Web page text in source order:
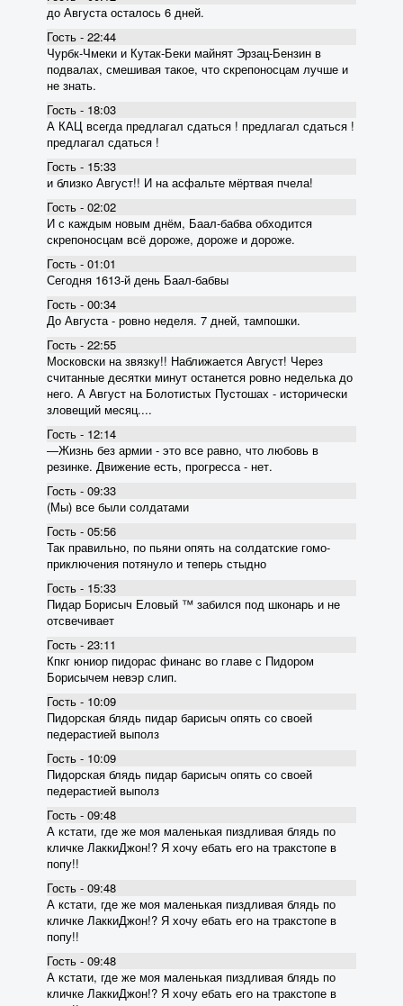
до Августа осталось 6 дней.
Гость - 22:44
Чурбк-Чмеки и Кутак-Беки майнят Эрзац-Бензин в
подвалах, смешивая такое, что скрепоносцам лучше и
не знать.
Гость - 18:03
А КАЦ всегда предлагал сдаться ! предлагал сдаться !
предлагал сдаться !
Гость - 15:33
и близко Август!! И на асфальте мёртвая пчела!
Гость - 02:02
И с каждым новым днём, Баал-бабва обходится
скрепоносцам всё дороже, дороже и дороже.
Гость - 01:01
Сегодня 1613-й день Баал-бабвы
Гость - 00:34
До Августа - ровно неделя. 7 дней, тампошки.
Гость - 22:55
Московски на звязку!! Наближается Август! Через
считанные десятки минут останется ровно неделька до
него. А Август на Болотистых Пустошах - исторически
зловещий месяц....
Гость - 12:14
―Жизнь без армии - это все равно, что любовь в
резинке. Движение есть, прогресса - нет.
Гость - 09:33
(Мы) все были солдатами
Гость - 05:56
Так правильно, по пьяни опять на солдатские гомо-
приключения потянуло и теперь стыдно
Гость - 15:33
Пидар Борисыч Еловый ™ забился под шконарь и не
отсвечивает
Гость - 23:11
Кпкг юниор пидорас финанс во главе с Пидором
Борисычем невэр слип.
Гость - 10:09
Пидорская блядь пидар барисыч опять со своей
педерастией выполз
Гость - 10:09
Пидорская блядь пидар барисыч опять со своей
педерастией выполз
Гость - 09:48
А кстати, где же моя маленькая пиздливая блядь по
кличке ЛаккиДжон!? Я хочу ебать его на тракстопе в
попу!!
Гость - 09:48
А кстати, где же моя маленькая пиздливая блядь по
кличке ЛаккиДжон!? Я хочу ебать его на тракстопе в
попу!!
Гость - 09:48
А кстати, где же моя маленькая пиздливая блядь по
кличке ЛаккиДжон!? Я хочу ебать его на тракстопе в